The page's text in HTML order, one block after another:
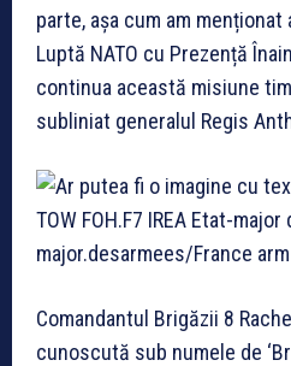
parte, așa cum am
Luptă NATO cu Prezență
continua această misiune
subliniat generalul Regis
Comandantul Brigăzii 8
cunoscută sub numele de